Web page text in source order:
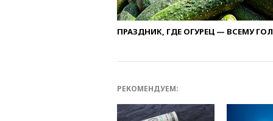
ПРАЗДНИК, ГДЕ ОГУРЕЦ — ВСЕМУ
РЕКОМЕНДУЕМ: